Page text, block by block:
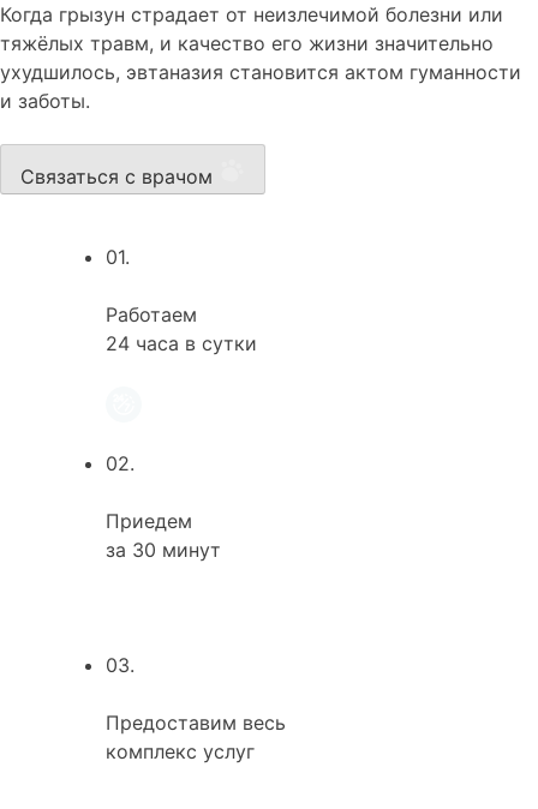
Когда грызун страдает от неизлечимой болезни или
тяжёлых травм, и качество его жизни значительно
ухудшилось, эвтаназия становится актом гуманности
и заботы.
Связаться с врачом
01.
Работаем
24 часа в сутки
02.
Приедем
за 30 минут
03.
Предоставим весь
комплекс услуг